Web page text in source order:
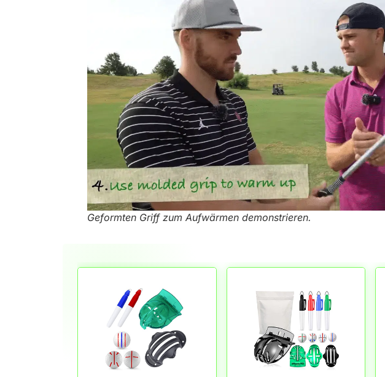
Geformten Griff zum Aufwärmen demonstrieren.